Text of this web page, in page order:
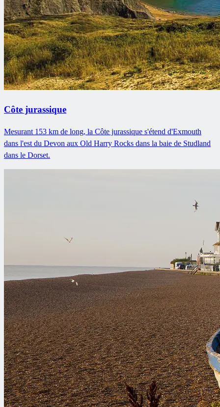
Côte jurassique
Mesurant 153 km de long, la Côte jurassique s'étend d'Exmouth
dans l'est du Devon aux Old Harry Rocks dans la baie de Studland
dans le Dorset.